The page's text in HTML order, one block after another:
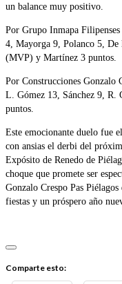
un balance muy positivo.
Por Grupo Inmapa
4, Mayorga 9, Polanco 5,
(MVP) y Martínez 3 puntos.
Por Construcciones Gonzalo
L. Gómez 13, Sánchez 9, R.
puntos.
Este emocionante duelo fue
con ansias el derbi del
Expósito de Renedo de
choque que promete ser
Gonzalo Crespo Pas Piélagos
fiestas y un próspero año
Comparte esto: